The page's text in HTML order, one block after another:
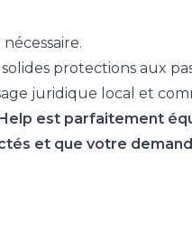
protections aux
juridique local et
est parfaitement
et que votre